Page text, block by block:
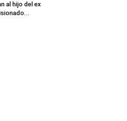
al hijo del ex